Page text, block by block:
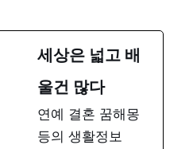
세상은 넓고 배
울건 많다
연예 결혼 꿈해몽
등의 생활정보